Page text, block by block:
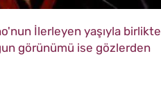
İlerleyen yaşıyla birlikte
görünümü ise gözlerden